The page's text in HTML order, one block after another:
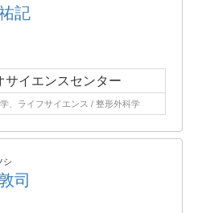
記
サイエンスセンター
、ライフサイエンス / 整形外科学
シ
司